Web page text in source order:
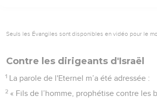
Seuls les Évangiles sont disponibles en vidéo pour le
Contre les dirigeants d'Israël
1 La parole de l'Eternel m’a été adressée :
2 « Fils de l’homme, prophétise contre les